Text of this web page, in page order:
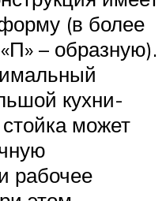
(в более
– образную).
кухни-
может
рабочее